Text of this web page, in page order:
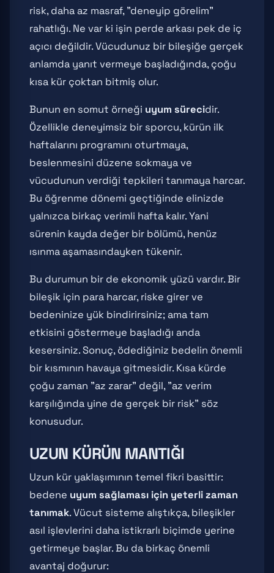
risk, daha az masraf, "deneyip görelim"
rahatlığı. Ne var ki işin perde arkası pek de iç
açıcı değildir. Vücudunuz bir bileşiğe gerçek
anlamda yanıt vermeye başladığında, çoğu
kısa kür çoktan bitmiş olur.
Bunun en somut örneği uyum sürecidir.
Özellikle deneyimsiz bir sporcu, kürün ilk
haftalarını programını oturtmaya,
beslenmesini düzene sokmaya ve
vücudunun verdiği tepkileri tanımaya harcar.
Bu öğrenme dönemi geçtiğinde elinizde
yalnızca birkaç verimli hafta kalır. Yani
sürenin kayda değer bir bölümü, henüz
ısınma aşamasındayken tükenir.
Bu durumun bir de ekonomik yüzü vardır. Bir
bileşik için para harcar, riske girer ve
bedeninize yük bindirirsiniz; ama tam
etkisini göstermeye başladığı anda
kesersiniz. Sonuç, ödediğiniz bedelin önemli
bir kısmının havaya gitmesidir. Kısa kürde
çoğu zaman "az zarar" değil, "az verim
karşılığında yine de gerçek bir risk" söz
konusudur.
UZUN KÜRÜN MANTIĞI
Uzun kür yaklaşımının temel fikri basittir:
bedene uyum sağlaması için yeterli zaman
tanımak. Vücut sisteme alıştıkça, bileşikler
asıl işlevlerini daha istikrarlı biçimde yerine
getirmeye başlar. Bu da birkaç önemli
avantaj doğurur: